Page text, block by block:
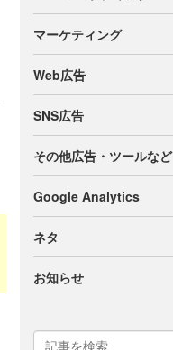
マーケティング
Web広告
SNS広告
その他広告・ツールなど
Google Analytics
ネタ
お知らせ